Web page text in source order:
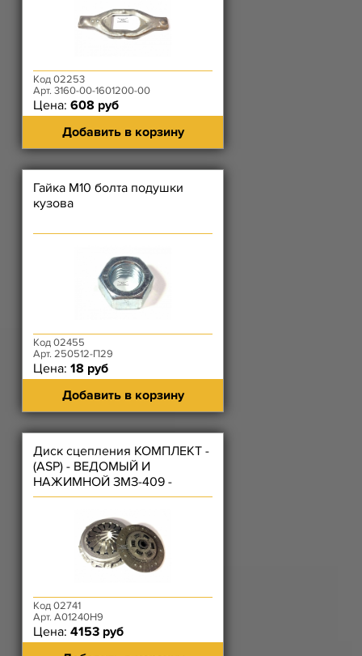
Код 02253
Арт. 3160-00-1601200-00
Цена: 608 руб
Добавить в корзину
Гайка М10 болта подушки
кузова
Код 02455
Арт. 250512-П29
Цена: 18 руб
Добавить в корзину
Диск сцепления КОМПЛЕКТ -
(ASP) - ВЕДОМЫЙ И
НАЖИМНОЙ ЗМЗ-409 -
(нажимной диск лепестковый)
Код 02741
Арт. A01240H9
Цена: 4153 руб